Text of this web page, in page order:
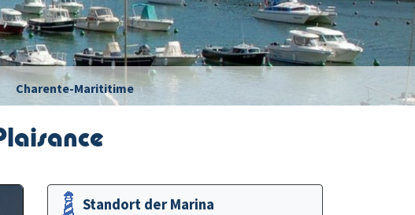
Charente-Marititime
Standort der Marina